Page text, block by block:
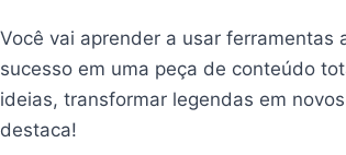
Você vai aprender a usar
sucesso em uma peça de conteúdo
ideias, transformar legendas em
destaca!